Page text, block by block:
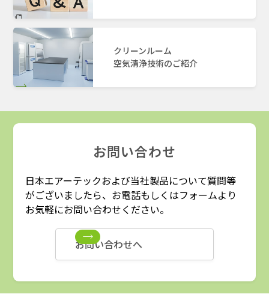
クリーンルーム
空気清浄技術のご紹介
お問い合わせ
日本エアーテックおよび当社製品について質問等
がございましたら、お電話もしくはフォームより
お気軽にお問い合わせください。
お問い合わせへ